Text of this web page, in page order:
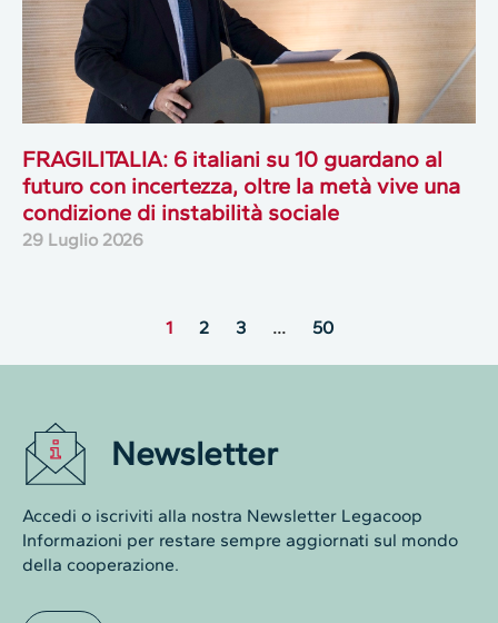
FRAGILITALIA: 6 italiani su 10 guardano al
futuro con incertezza, oltre la metà vive una
condizione di instabilità sociale
29 Luglio 2026
1 2 3 … 50
Newsletter
Accedi o iscriviti alla nostra Newsletter Legacoop
Informazioni per restare sempre aggiornati sul mondo
della cooperazione.